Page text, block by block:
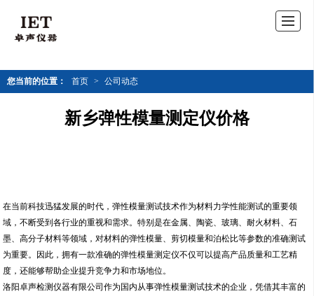
您当前的位置： 首页 > 公司动态
新乡弹性模量测定仪价格
在当前科技迅猛发展的时代，弹性模量测试技术作为材料力学性能测试的重要领
域，不断受到各行业的重视和需求。特别是在金属、陶瓷、玻璃、耐火材料、石
墨、高分子材料等领域，对材料的弹性模量、剪切模量和泊松比等参数的准确测试
为重要。因此，拥有一款准确的弹性模量测定仪不仅可以提高产品质量和工艺精
度，还能够帮助企业提升竞争力和市场地位。
洛阳卓声检测仪器有限公司作为国内从事弹性模量测试技术的企业，凭借其丰富的